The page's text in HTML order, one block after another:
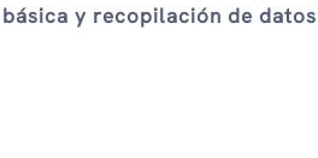
y recopilación de datos